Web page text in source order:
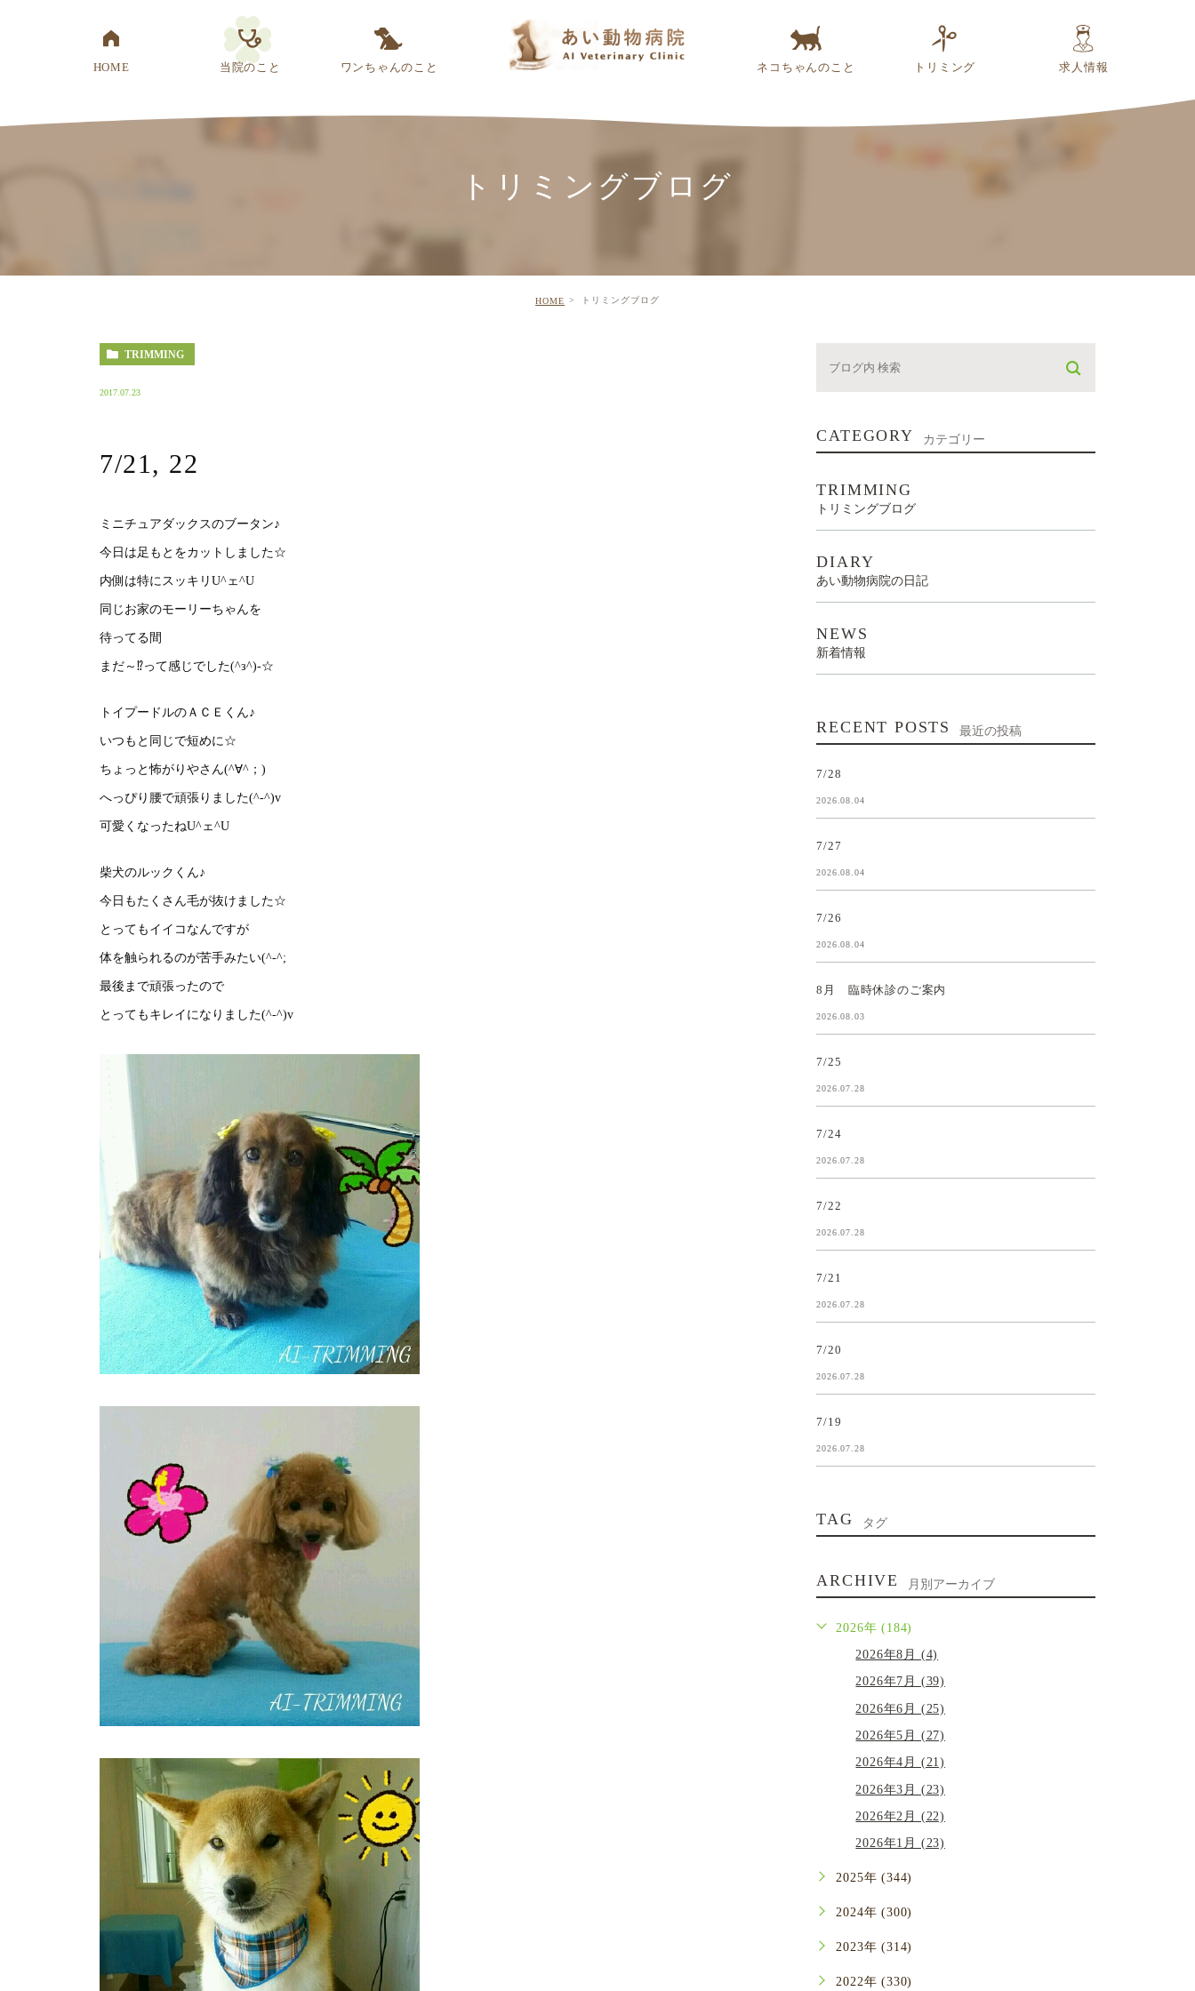
HOME 当院のこと ワンちゃんのこと ネコちゃんのこと トリミング 求人情報
トリミングブログ
HOME トリミングブログ
TRIMMING
2017.07.23
7/21, 22
ミニチュアダックスのブータン♪
今日は足もとをカットしました☆
内側は特にスッキリU^ェ^U
同じお家のモーリーちゃんを
待ってる間
まだ～⁉って感じでした(^з^)-☆
トイプードルのＡＣＥくん♪
いつもと同じで短めに☆
ちょっと怖がりやさん(^∀^；)
へっぴり腰で頑張りました(^-^)v
可愛くなったねU^ェ^U
柴犬のルックくん♪
今日もたくさん毛が抜けました☆
とってもイイコなんですが
体を触られるのが苦手みたい(^-^;
最後まで頑張ったので
とってもキレイになりました(^-^)v
CATEGORY カテゴリー
TRIMMING
トリミングブログ
DIARY
あい動物病院の日記
NEWS
新着情報
RECENT POSTS 最近の投稿
7/28
2026.08.04
7/27
2026.08.04
7/26
2026.08.04
8月 臨時休診のご案内
2026.08.03
7/25
2026.07.28
7/24
2026.07.28
7/22
2026.07.28
7/21
2026.07.28
7/20
2026.07.28
7/19
2026.07.28
TAG タグ
ARCHIVE 月別アーカイブ
2026年 (184)
2026年8月 (4)
2026年7月 (39)
2026年6月 (25)
2026年5月 (27)
2026年4月 (21)
2026年3月 (23)
2026年2月 (22)
2026年1月 (23)
2025年 (344)
2024年 (300)
2023年 (314)
2022年 (330)